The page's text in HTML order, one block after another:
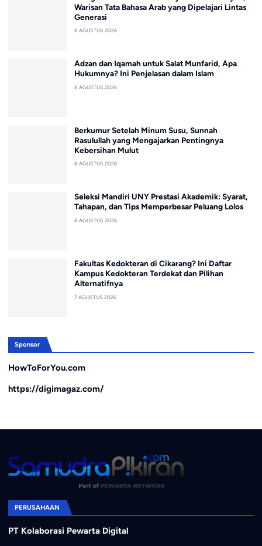
Warisan Tata Bahasa Arab yang Dipelajari Lintas
Generasi
8 AGUSTUS 2026
Adzan dan Iqamah untuk Salat Munfarid, Apa
Hukumnya? Ini Penjelasan dalam Islam
8 AGUSTUS 2026
Berkumur Setelah Minum Susu, Sunnah
Rasulullah yang Mengajarkan Pentingnya
Kebersihan Mulut
8 AGUSTUS 2026
Seleksi Mandiri UNY Prestasi Akademik: Syarat,
Tahapan, dan Tips Memperbesar Peluang Lolos
8 AGUSTUS 2026
Fakultas Kedokteran di Cikarang? Ini Daftar
Kampus Kedokteran Terdekat dan Pilihan
Alternatifnya
7 AGUSTUS 2026
Sponsor
HowToForYou.com
https://digimagaz.com/
PERUSAHAAN
PT Kolaborasi Pewarta Digital